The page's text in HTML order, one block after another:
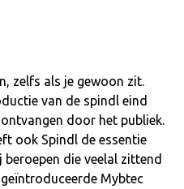
zelfs als je gewoon zit.
van de spindl eind
door het publiek.
ook Spindl de essentie
beroepen die veelal zittend
Mybtec